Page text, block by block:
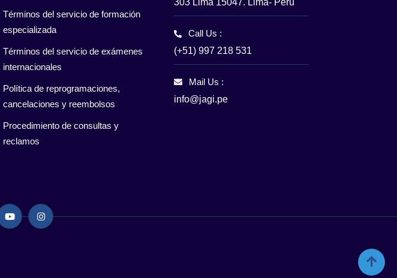
Términos del servicio de formación
especializada
Términos del servicio de exámenes
internacionales
Política de reprogramaciones,
cancelaciones y reembolsos
Procedimiento de consultas y
reclamos
Call Us :
(+51) 997 218 531
Mail Us :
info@jagi.pe